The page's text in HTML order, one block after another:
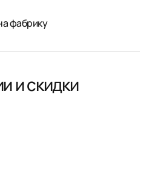
фабрику
и скидки